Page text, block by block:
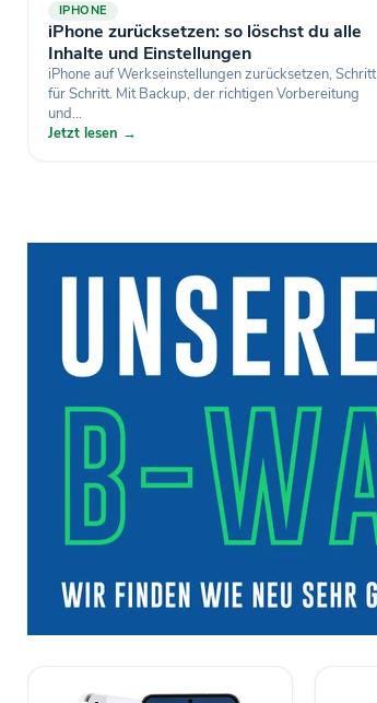
IPHONE
iPhone zurücksetzen: so löschst du alle
Inhalte und Einstellungen
iPhone auf Werkseinstellungen zurücksetzen, Schritt
für Schritt. Mit Backup, der richtigen Vorbereitung
und...
Jetzt lesen →